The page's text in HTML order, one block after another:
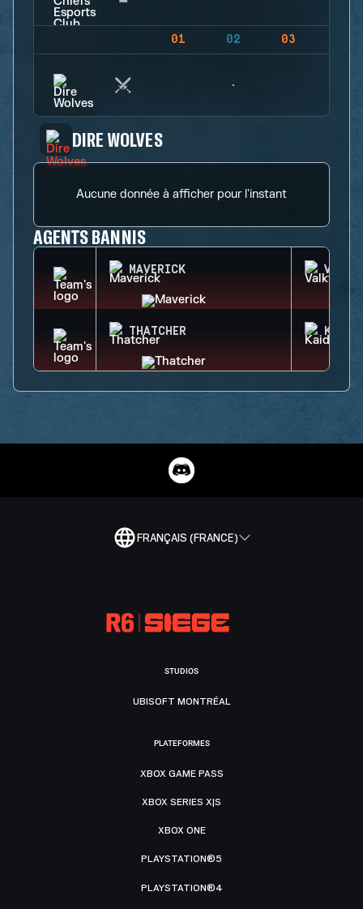
01 02 03
DIRE WOLVES
Aucune donnée à afficher pour l'instant
AGENTS BANNIS
MAVERICK
THATCHER KAID
FRANÇAIS (FRANCE)
STUDIOS
UBISOFT MONTRÉAL
PLATEFORMES
XBOX GAME PASS
XBOX SERIES X|S
XBOX ONE
PLAYSTATION®5
PLAYSTATION®4